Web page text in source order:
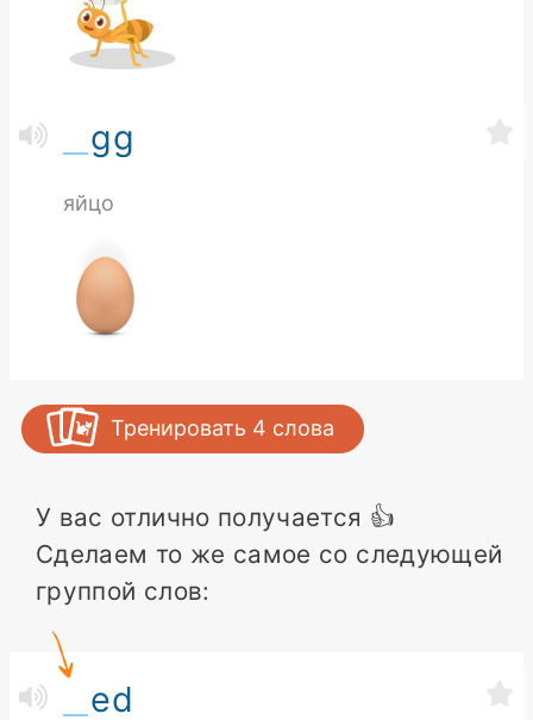
gg
яйцо
Тренировать 4 слова
У вас отлично получается 👍
Сделаем то же самое со следующей
группой слов:
ed